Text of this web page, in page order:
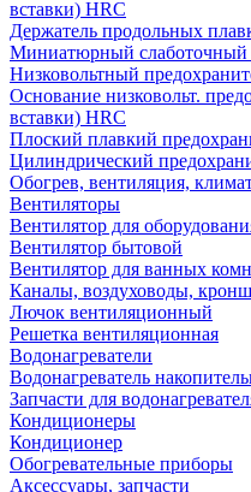
вставки) HRC
Держатель продольных
Миниатюрный слаботочный
Низковольтный
Основание низковольт.
вставки) HRC
Плоский плавкий
Цилиндрический
Обогрев, вентиляция,
Вентиляторы
Вентилятор для
Вентилятор бытовой
Вентилятор для ванных
Каналы, воздуховоды,
Лючок вентиляционный
Решетка вентиляционная
Водонагреватели
Водонагреватель
Запчасти для
Кондиционеры
Кондиционер
Обогревательные приборы
Аксессуары, запчасти